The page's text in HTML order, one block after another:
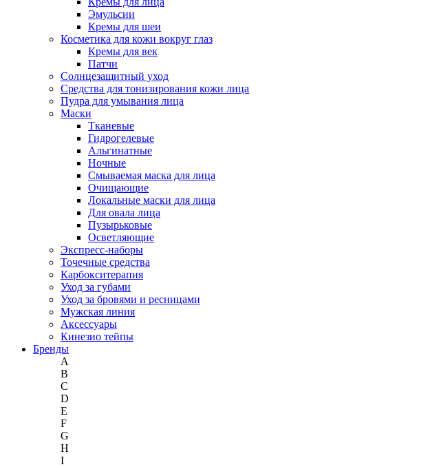
Эмульсии
Кремы для шеи
Косметика для кожи вокруг глаз
Кремы для век
Патчи
Солнцезащитный уход
Средства для тонизирования кожи лица
Пудра для умывания лица
Маски
Тканевые
Гидрогелевые
Альгинатные
Ночные
Смываемая маска для лица
Очищающие
Локальные маски для лица
Для овала лица
Пузырьковые
Осветляющие
Экспресс-наборы
Точечные средства
Карбокситерапия
Уход за губами
Уход за бровями и ресницами
Мужская линия
Аксессуары
Кинезио тейпы
Бренды
A
B
C
D
E
F
G
H
I